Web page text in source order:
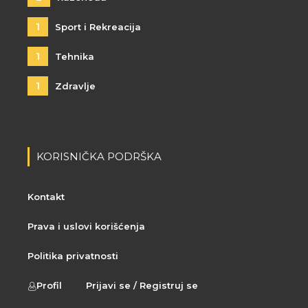
1 Sport i Rekreacija
1 Tehnika
1 Zdravlje
KORISNIČKA PODRŠKA
Kontakt
Prava i uslovi korišćenja
Politika privatnosti
Profil Prijavi se / Registruj se